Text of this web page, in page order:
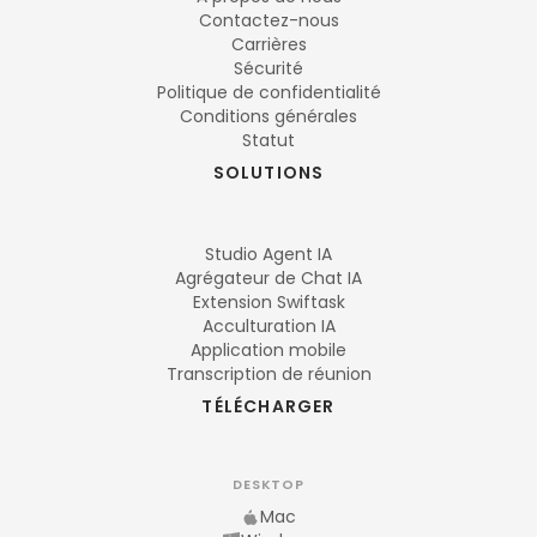
Contactez-nous
Carrières
Sécurité
Politique de confidentialité
Conditions générales
Statut
SOLUTIONS
Studio Agent IA
Agrégateur de Chat IA
Extension Swiftask
Acculturation IA
Application mobile
Transcription de réunion
TÉLÉCHARGER
DESKTOP
Mac